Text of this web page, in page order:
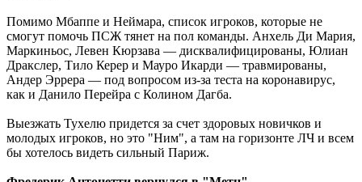
Помимо Мбаппе и Неймара, список игроков, которые не
смогут помочь ПСЖ тянет на пол команды. Анхель Ди Мария,
Маркиньос, Левен Кюрзава — дисквалифицированы, Юлиан
Дракслер, Тило Керер и Мауро Икарди — травмированы,
Андер Эррера — под вопросом из-за теста на коронавирус,
как и Данило Перейра с Колином Дагба.
Выезжать Тухелю придется за счет здоровых новичков и
молодых игроков, но это "Ним", а там на горизонте ЛЧ и всем
бы хотелось видеть сильный Париж.